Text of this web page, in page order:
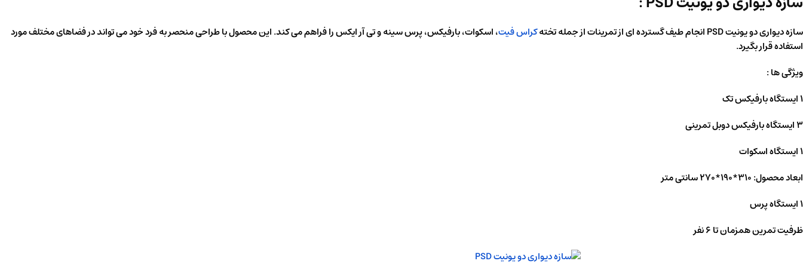
سازه دیواری دو یونیت PSD انجام طیف گسترده ای از تمرینات از جمله تخته کراس فیت، اسکوات، بارفیکس، پرس سینه و تی آر ایکس را فراهم می کند. این محصول با طراحی منحصر به فرد خود می تواند در فضاهای مختلف مورد
استفاده قرار بگیرد.
ویژگی ها :
1 ایستگاه بارفیکس تک
3 ایستگاه بارفیکس دوبل تمرینی
1 ایستگاه اسکوات
ابعاد محصول: 310*190*270 سانتی متر
1 ایستگاه پرس
ظرفیت تمرین همزمان تا 6 نفر